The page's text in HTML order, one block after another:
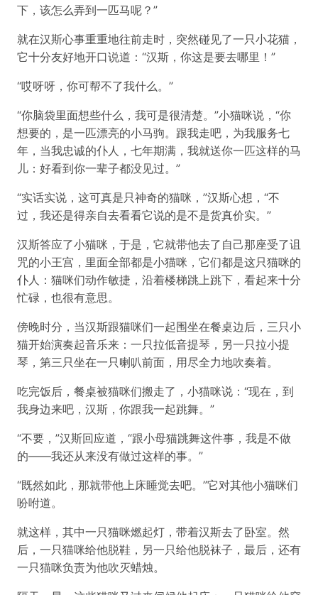
下，该怎么弄到一匹马呢？”
就在汉斯心事重重地往前走时，突然碰见了一只小花猫，
它十分友好地开口说道：“汉斯，你这是要去哪里！”
“哎呀呀，你可帮不了我什么。”
“你脑袋里面想些什么，我可是很清楚。”小猫咪说，“你
想要的，是一匹漂亮的小马驹。跟我走吧，为我服务七
年，当我忠诚的仆人，七年期满，我就送你一匹这样的马
儿：好看到你一辈子都没见过。”
“实话实说，这可真是只神奇的猫咪，”汉斯心想，“不
过，我还是得亲自去看看它说的是不是货真价实。”
汉斯答应了小猫咪，于是，它就带他去了自己那座受了诅
咒的小王宫，里面全部都是小猫咪，它们都是这只猫咪的
仆人：猫咪们动作敏捷，沿着楼梯跳上跳下，看起来十分
忙碌，也很有意思。
傍晚时分，当汉斯跟猫咪们一起围坐在餐桌边后，三只小
猫开始演奏起音乐来：一只拉低音提琴，另一只拉小提
琴，第三只坐在一只喇叭前面，用尽全力地吹奏着。
吃完饭后，餐桌被猫咪们搬走了，小猫咪说：“现在，到
我身边来吧，汉斯，你跟我一起跳舞。”
“不要，”汉斯回应道，“跟小母猫跳舞这件事，我是不做
的——我还从来没有做过这样的事。”
“既然如此，那就带他上床睡觉去吧。”它对其他小猫咪们
吩咐道。
就这样，其中一只猫咪燃起灯，带着汉斯去了卧室。然
后，一只猫咪给他脱鞋，另一只给他脱袜子，最后，还有
一只猫咪负责为他吹灭蜡烛。